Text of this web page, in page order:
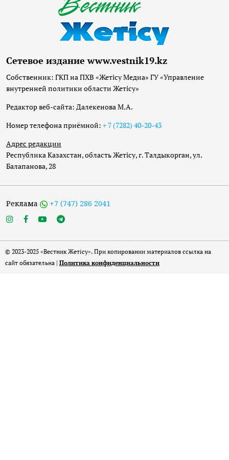
Сетевое издание www.vestnik19.kz
Собственник: ГКП на ПХВ «Жетісу Медиа» ГУ «Управление
внутренней политики области Жетісу»
Редактор веб-сайта: Далекенова М.А.
Номер телефона приёмной: + 7 (7282) 40-20-43
Адрес редакции
Республика Казахстан, область Жетісу, г. Талдыкорган, ул.
Балапанова, 28
Реклама +7 (747) 286 2041
© 2023-2025 «Вестник Жетісу». При копировании материалов ссылка на
сайт обязательна | Политика конфиденциальности